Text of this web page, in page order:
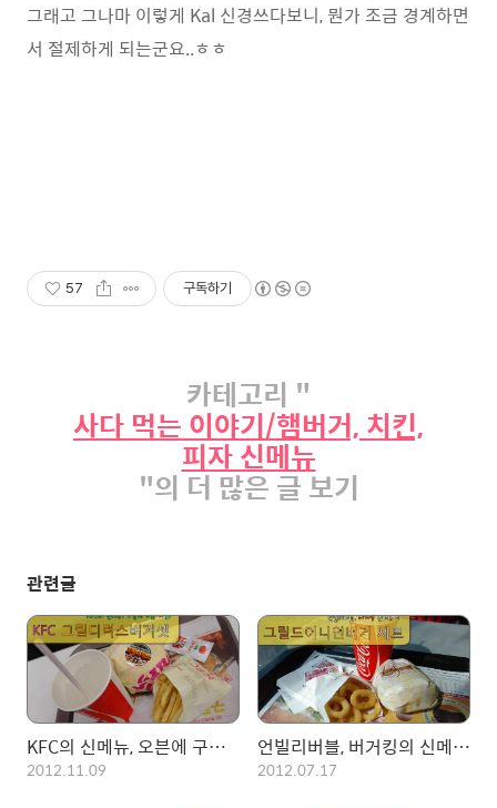
그래고 그나마 이렇게 Kal 신경쓰다보니, 뭔가 조금 경계하면
서 절제하게 되는군요..ㅎㅎ
57 구독하기
카테고리 "
사다 먹는 이야기/햄버거, 치킨,
피자 신메뉴
"의 더 많은 글 보기
관련글
KFC의 신메뉴, 오븐에 구워 부드럽고 졸깃한 그릴디럭스 버거!
2012.11.09
언빌리버블, 버거킹의 신메뉴 그릴드어니언버거 세트!
2012.07.17